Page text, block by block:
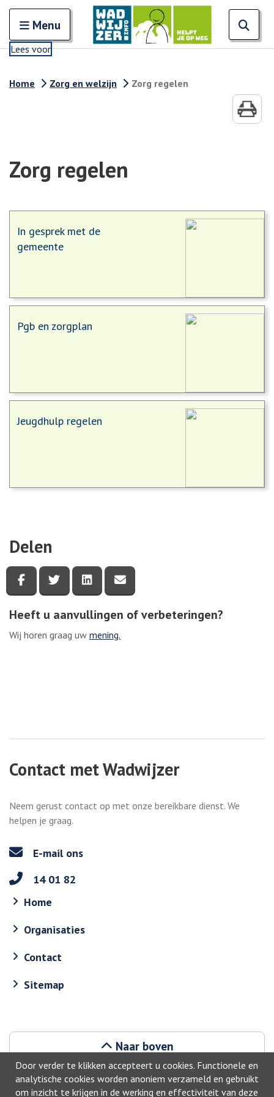
Door verder te klikken accepteert u cookies. Functionele en
analytische cookies worden anoniem verzameld en gebruikt
om inzicht te krijgen in de werking en effectiviteit van deze
Open en sluit het
Menu
Lees voor
Home Zorg en welzijn Zorg regelen
Zorg regelen
In gesprek met de
gemeente
Pgb en zorgplan
Jeugdhulp regelen
Delen
Deel deze pagina via Facebook
Deel deze pagina via Twitter
Deel deze pagina via LinkedIn
Heeft u aanvullingen of verbeteringen?
Wij horen graag uw mening.
Contact met Wadwijzer
Neem gerust contact op met onze bereikbare dienst. We
helpen je graag.
E-mail ons
14 01 82
Home
Organisaties
Contact
Sitemap
Naar boven